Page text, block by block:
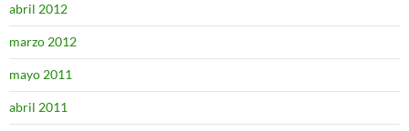
abril 2012
marzo 2012
mayo 2011
abril 2011